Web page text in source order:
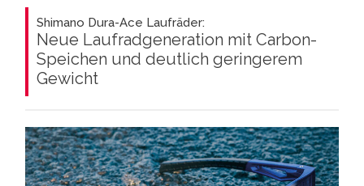
Shimano Dura-Ace Laufräder:
Neue Laufradgeneration mit Carbon-
Speichen und deutlich geringerem
Gewicht